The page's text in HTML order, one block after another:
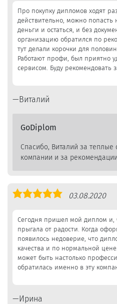
Про покупку дипломов ходят
действительно, можно попасть
деньги и остаться, и без
организацию обратился по
тут делали корочки для
Работают профи, был приятно
сервисом. Буду рекомендовать
Виталий
GoDiplom
Спасибо, Виталий за
компании и за
Оценка
03.08.2020
Сегодня пришел мой диплом и,
прыгала от радости. Когда
появилось недоверие, что
качества и по нормальной
может быть настолько
обратилась именно в эту
Ирина